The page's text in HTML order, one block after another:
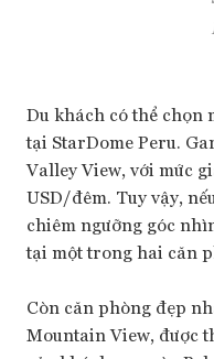
Du khách có thể chọn
tại StarDome Peru.
Valley View, với mức
USD/đêm. Tuy vậy,
chiêm ngưỡng góc
tại một trong hai căn
Còn căn phòng đẹp
Mountain View, được